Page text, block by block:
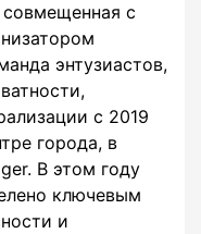
совмещенная с
энтузиастов,
с 2019
города, в
В этом году
ключевым
и